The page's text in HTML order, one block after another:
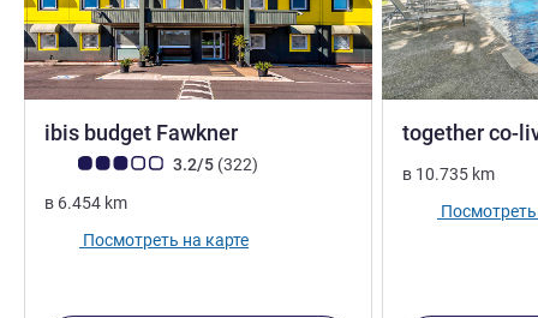
ibis budget Fawkner
Примечание: отзывы клиентов (Рейтинг ALL)
3.2/5 (322Отзывов
)
в 6.454 km
Посмотреть на карте
together co-
в 10.735 km
Посмотреть